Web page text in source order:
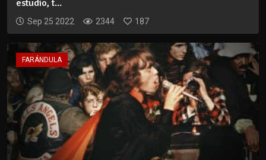
estudio, t...
Sep 25 2022 2344 187
FARÁNDULA